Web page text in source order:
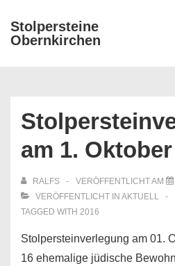
Zum
Inhalt
Stolpersteine
Obernkirchen
am 1.
RALFS VERÖFFENTLICHT AM
VERÖFFENTLICHT IN AKTUELL
TAGGED WITH 2016
Stolpersteinverlegung am 01.
16 ehemalige jüdische